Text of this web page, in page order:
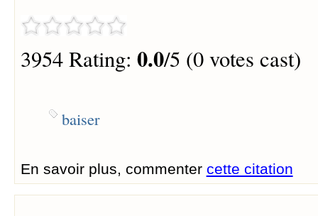
3954 Rating: 0.0/5 (0 votes cast)
baiser
En savoir plus, commenter cette citation